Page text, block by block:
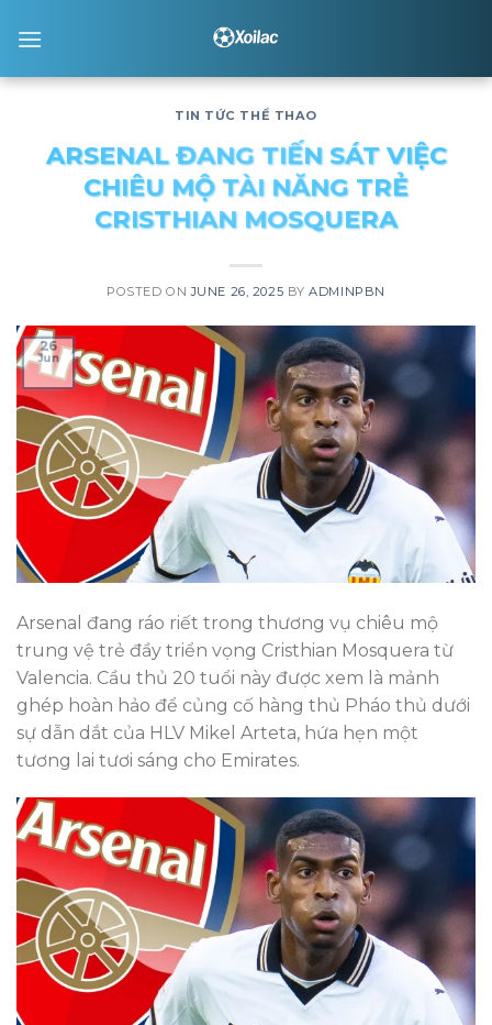
TIN TỨC THỂ THAO
ARSENAL ĐANG TIẾN SÁT VIỆC
CHIÊU MỘ TÀI NĂNG TRẺ
CRISTHIAN MOSQUERA
POSTED ONJUNE 26, 2025 BYADMINPBN
26
Jun
Arsenal đang ráo riết trong thương vụ chiêu mộ
trung vệ trẻ đầy triển vọng Cristhian Mosquera từ
Valencia. Cầu thủ 20 tuổi này được xem là mảnh
ghép hoàn hảo để củng cố hàng thủ Pháo thủ dưới
sự dẫn dắt của HLV Mikel Arteta, hứa hẹn một
tương lai tươi sáng cho Emirates.